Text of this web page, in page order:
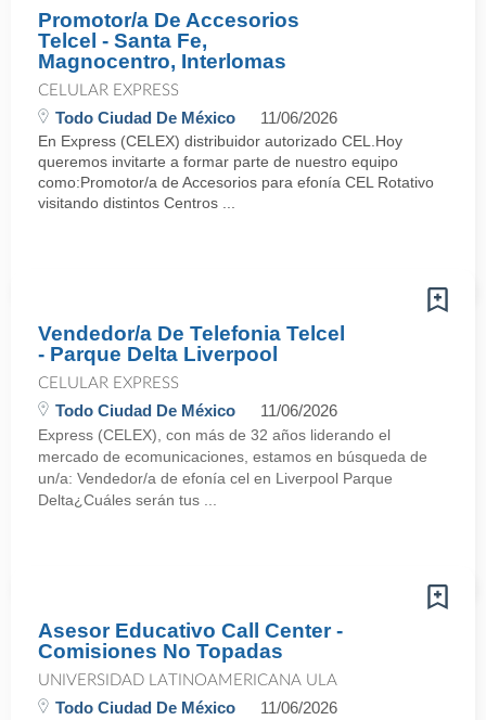
Promotor/a De Accesorios
Telcel - Santa Fe,
Magnocentro, Interlomas
CELULAR EXPRESS
Todo Ciudad De México 11/06/2026
En Express (CELEX) distribuidor autorizado CEL.Hoy
queremos invitarte a formar parte de nuestro equipo
como:Promotor/a de Accesorios para efonía CEL Rotativo
visitando distintos Centros ...
Vendedor/a De Telefonia Telcel
- Parque Delta Liverpool
CELULAR EXPRESS
Todo Ciudad De México 11/06/2026
Express (CELEX), con más de 32 años liderando el
mercado de ecomunicaciones, estamos en búsqueda de
un/a: Vendedor/a de efonía cel en Liverpool Parque
Delta¿Cuáles serán tus ...
Asesor Educativo Call Center -
Comisiones No Topadas
UNIVERSIDAD LATINOAMERICANA ULA
Todo Ciudad De México 11/06/2026